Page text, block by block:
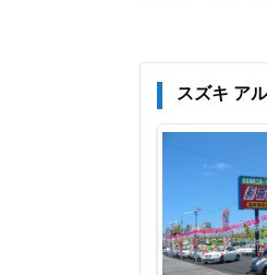
スズキ ア